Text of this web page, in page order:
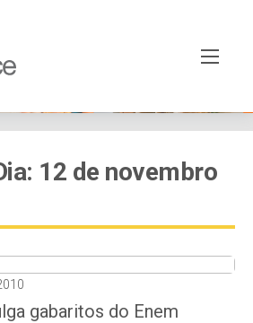
12 de novembro
gabaritos do Enem